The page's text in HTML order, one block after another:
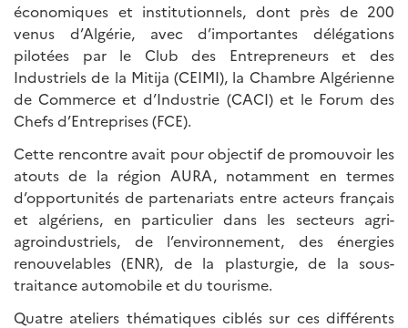
économiques et institutionnels, dont près de 200
venus d’Algérie, avec d’importantes délégations
pilotées par le Club des Entrepreneurs et des
Industriels de la Mitija (CEIMI), la Chambre Algérienne
de Commerce et d’Industrie (CACI) et le Forum des
Chefs d’Entreprises (FCE).
Cette rencontre avait pour objectif de promouvoir les
atouts de la région AURA, notamment en termes
d’opportunités de partenariats entre acteurs français
et algériens, en particulier dans les secteurs agri-
agroindustriels, de l’environnement, des énergies
renouvelables (ENR), de la plasturgie, de la sous-
traitance automobile et du tourisme.
Quatre ateliers thématiques ciblés sur ces différents